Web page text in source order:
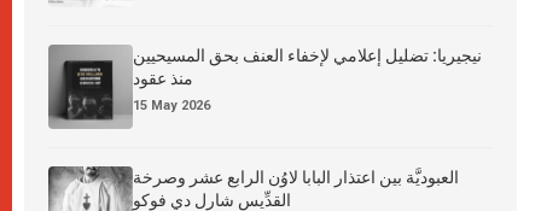
نيجيريا: تضليل إعلامي لإخفاء العنف بحق المسيحيين
منذ عقود
15 May 2026
العبوديَّة بين اعتذار البابا لاوُن الرابع عشر وصرخة
القدِّيس شارل دي فوكو